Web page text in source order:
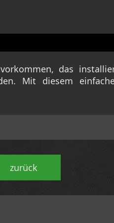
das
Mit diesem
zurück